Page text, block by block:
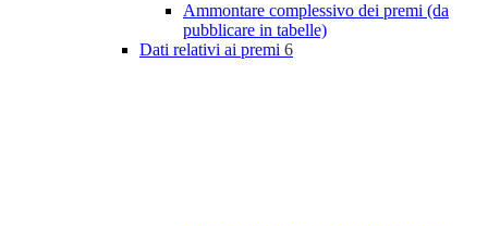
Ammontare complessivo dei premi (da
pubblicare in tabelle)
Dati relativi ai premi 6